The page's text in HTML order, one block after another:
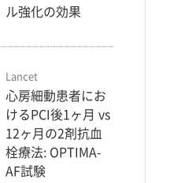
ル強化の効果
Lancet
心房細動患者にお
けるPCI後1ヶ月 vs
12ヶ月の2剤抗血
栓療法: OPTIMA-
AF試験